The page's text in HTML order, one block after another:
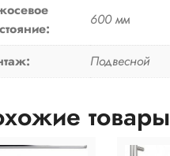
600 мм
Подвесной
товары